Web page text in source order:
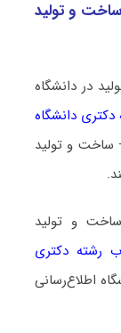
و تولید
در دانشگاه
دانشگاه
ساخت و تولید
و تولید
رشته دکتری
اطلاع‌رسانی